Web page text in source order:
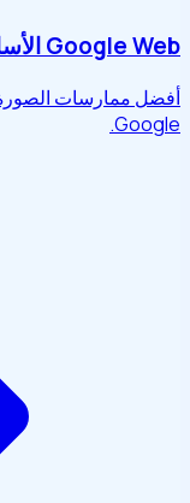
Google Web الأساسيات: الصورة Optimization
Google.